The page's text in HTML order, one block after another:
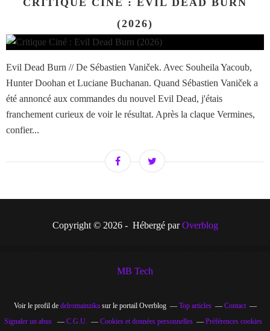
CRITIQUE CINÉ : EVIL DEAD BURN
(2026)
Evil Dead Burn // De Sébastien Vaniček. Avec Souheila Yacoub,
Hunter Doohan et Luciane Buchanan. Quand Sébastien Vaniček a
été annoncé aux commandes du nouvel Evil Dead, j'étais
franchement curieux de voir le résultat. Après la claque Vermines,
confier...
Copyright © 2026 - Hébergé parOverblog
MB Tech
Voir le profil de delromainzikasur le portail Overblog Top articles
Contact
Signaler un abus
C.G.U. Cookies et données personnelles Préférences cookies